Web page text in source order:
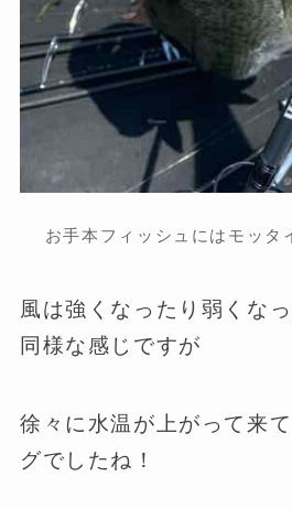
お手本フィッシュにはモッ
風は強くなったり弱くな
同様な感じですが
徐々に水温が上がって来
グでしたね！